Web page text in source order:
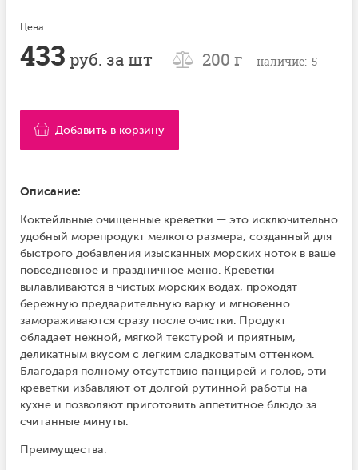
Цена:
433 руб. за шт 200 г наличие: 5
Добавить в корзину
Описание:
Коктейльные очищенные креветки — это исключительно
удобный морепродукт мелкого размера, созданный для
быстрого добавления изысканных морских ноток в ваше
повседневное и праздничное меню. Креветки
вылавливаются в чистых морских водах, проходят
бережную предварительную варку и мгновенно
замораживаются сразу после очистки. Продукт
обладает нежной, мягкой текстурой и приятным,
деликатным вкусом с легким сладковатым оттенком.
Благодаря полному отсутствию панцирей и голов, эти
креветки избавляют от долгой рутинной работы на
кухне и позволяют приготовить аппетитное блюдо за
считанные минуты.
Преимущества: